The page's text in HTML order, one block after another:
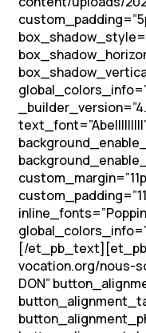
[/
vocation.org/nous-
DON”